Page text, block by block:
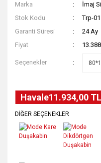
Marka
İmaj
Stok Kodu
Trp-
Garanti Süresi
24 Ay
Fiyat
Seçenekler
Havale11.934,00
DİĞER SEÇENEKLER